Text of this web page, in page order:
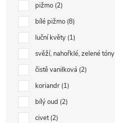
pižmo 2
bílé pižmo 8
luční květy 1
svěží, nahořklé, zelené tóny
čistě vanilková 2
koriandr 1
bílý oud 2
civet 2